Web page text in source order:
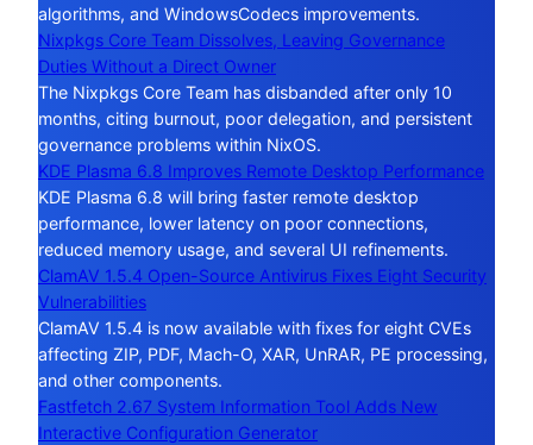
algorithms, and WindowsCodecs improvements.
Nixpkgs Core Team Dissolves, Leaving Governance
Duties Without a Direct Owner
The Nixpkgs Core Team has disbanded after only 10
months, citing burnout, poor delegation, and persistent
governance problems within NixOS.
KDE Plasma 6.8 Improves Remote Desktop Performance
KDE Plasma 6.8 will bring faster remote desktop
performance, lower latency on poor connections,
reduced memory usage, and several UI refinements.
ClamAV 1.5.4 Open-Source Antivirus Fixes Eight Security
Vulnerabilities
ClamAV 1.5.4 is now available with fixes for eight CVEs
affecting ZIP, PDF, Mach-O, XAR, UnRAR, PE processing,
and other components.
Fastfetch 2.67 System Information Tool Adds New
Interactive Configuration Generator